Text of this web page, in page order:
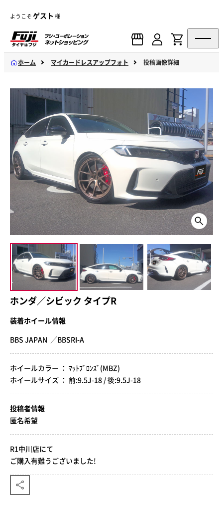
ようこそゲスト 様
ホーム マイカードレスアップフォト 投稿画像詳細
ホンダ／シビック タイプR
装着ホイール情報
BBS JAPAN ／BBSRI-A
ホイールカラー ： ﾏｯﾄﾌﾞﾛﾝｽﾞ(MBZ)
ホイールサイズ ： 前:9.5J-18 / 後:9.5J-18
投稿者情報
匿名希望
R1中川店にて
ご購入有難うございました!